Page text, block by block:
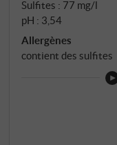
Sulfites : 77 mg/l
pH : 3,54
Allergènes
contient des sulfites